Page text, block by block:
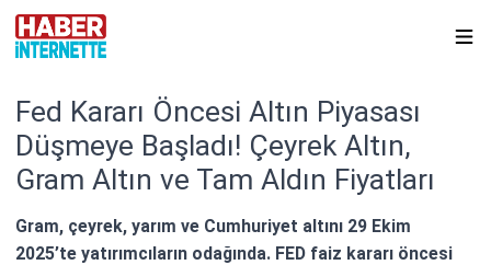
Fed Kararı Öncesi Altın Piyasası
Düşmeye Başladı! Çeyrek Altın,
Gram Altın ve Tam Aldın Fiyatları
Gram, çeyrek, yarım ve Cumhuriyet altını 29 Ekim
2025’te yatırımcıların odağında. FED faiz kararı öncesi